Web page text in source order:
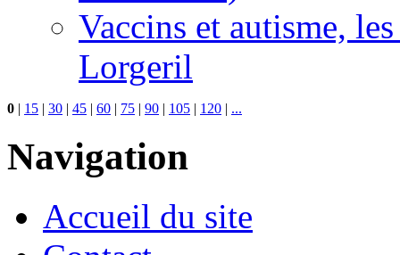
Vaccins et autisme,
Lorgeril
0 | 15 | 30 | 45 | 60 | 75 | 90 | 105 | 120 | ...
Navigation
Accueil du site